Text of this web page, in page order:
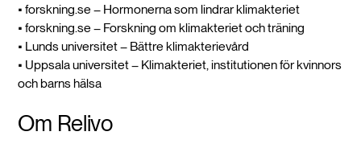
• forskning.se – Hormonerna som lindrar klimakteriet
• forskning.se – Forskning om klimakteriet och träning
• Lunds universitet – Bättre klimakterievård
• Uppsala universitet – Klimakteriet, institutionen för kvinnors
och barns hälsa
Om Relivo